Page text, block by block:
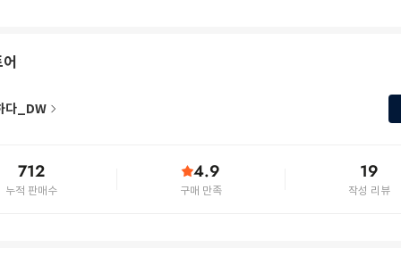
다_DW
712
누적 판매수
4.9
구매 만족
19
작성 리뷰